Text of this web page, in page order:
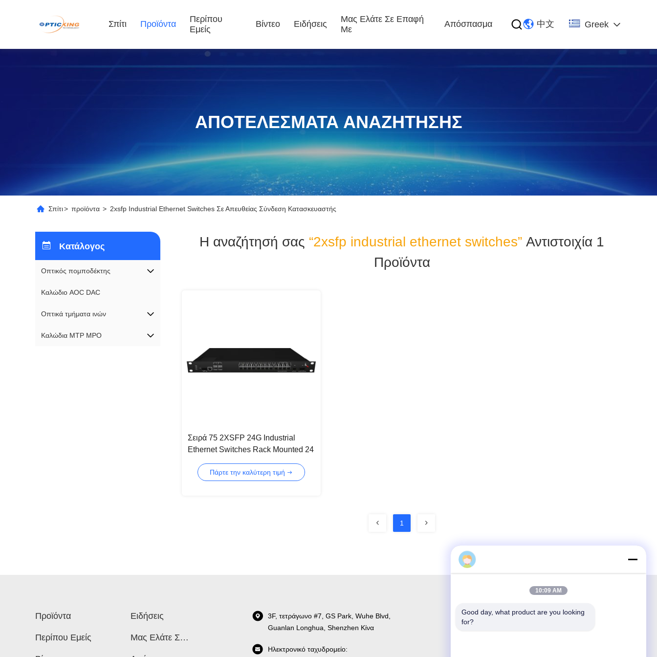
Σπίτι Προϊόντα
Περίπου
Εμείς
Βίντεο Ειδήσεις
Μας Ελάτε Σε Επαφή
Με
Απόσπασμα 中文 Greek
ΑΠΟΤΕΛΈΣΜΑΤΑ ΑΝΑΖΉΤΗΣΗΣ
Σπίτι> προϊόντα > 2xsfp Industrial Ethernet Switches Σε Απευθείας Σύνδεση Κατασκευαστής
Κατάλογος
Οπτικός πομποδέκτης
Καλώδιο AOC DAC
Οπτικά τμήματα ινών
Καλώδια MTP MPO
Η αναζήτησή σας “2xsfp industrial ethernet switches” Αντιστοιχία 1
Προϊόντα
Σειρά 75 2XSFP 24G Industrial
Ethernet Switches Rack Mounted 24
Πάρτε την καλύτερη τιμή
1
Προϊόντα
Περίπου Εμείς
Ειδήσεις
Μας Ελάτε Σε
3F, τετράγωνο #7, GS Park, Wuhe Blvd,
Guanlan Longhua, Shenzhen Κίνα
Ηλεκτρονικό ταχυδρομείο:
Η Shenzhen Opticking Technology Co Ltd είναι
10:09 AM
Good day, what product are you looking
for?